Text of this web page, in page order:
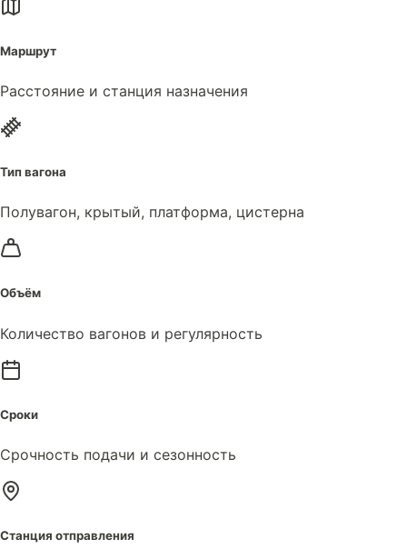
Маршрут
Расстояние и станция назначения
Тип вагона
Полувагон, крытый, платформа, цистерна
Объём
Количество вагонов и регулярность
Сроки
Срочность подачи и сезонность
Станция отправления